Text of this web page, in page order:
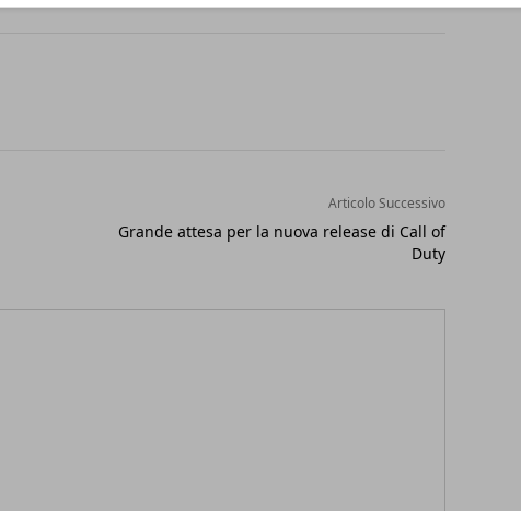
Articolo Successivo
Grande attesa per la nuova release di Call of
Duty